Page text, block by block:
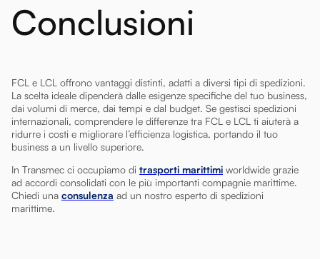
Conclusioni
FCL e LCL offrono vantaggi distinti, adatti a diversi tipi di spedizioni.
La scelta ideale dipenderà dalle esigenze specifiche del tuo business,
dai volumi di merce, dai tempi e dal budget. Se gestisci spedizioni
internazionali, comprendere le differenze tra FCL e LCL ti aiuterà a
ridurre i costi e migliorare l’efficienza logistica, portando il tuo
business a un livello superiore.
In Transmec ci occupiamo di trasporti marittimi worldwide grazie
ad accordi consolidati con le più importanti compagnie marittime.
Chiedi una consulenza ad un nostro esperto di spedizioni
marittime.